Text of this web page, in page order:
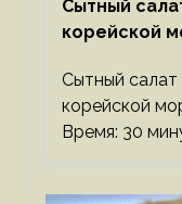
Сытный
корейской
Сытный
корейской
Время: 30